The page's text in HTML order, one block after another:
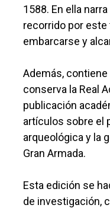
1588. En ella
recorrido por
embarcarse y
Además, contiene
conserva la Real
publicación
artículos sobre el
arqueológica y la
Gran Armada.
Esta edición se
de investigación,